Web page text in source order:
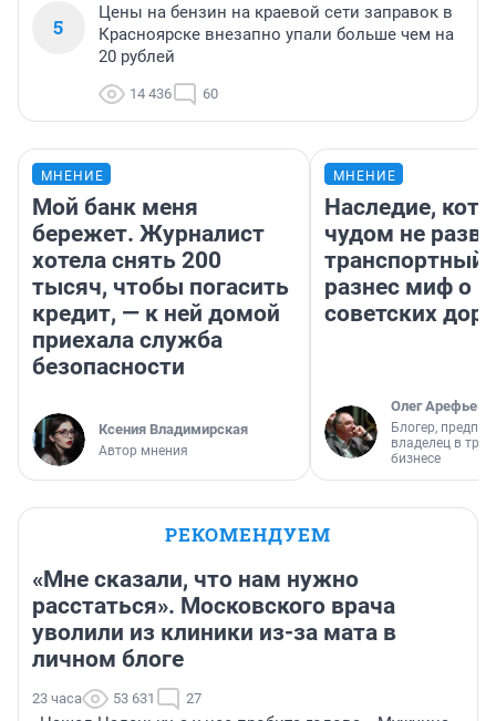
5
Цены на бензин на краевой сети заправок в
Красноярске внезапно упали больше чем на
20 рублей
14 436 60
МНЕНИЕ
Мой банк меня
бережет. Журналист
хотела снять 200
тысяч, чтобы погасить
кредит, — к ней домой
приехала служба
безопасности
Ксения Владимирская
Автор мнения
МНЕНИЕ
Наследие,
чудом не
транспортный
разнес миф о
советских
Олег Арефьев
Блогер,
владелец в
бизнесе
РЕКОМЕНДУЕМ
«Мне сказали, что нам нужно
расстаться». Московского врача
уволили из клиники из-за мата в
личном блоге
23 часа 53 631 27